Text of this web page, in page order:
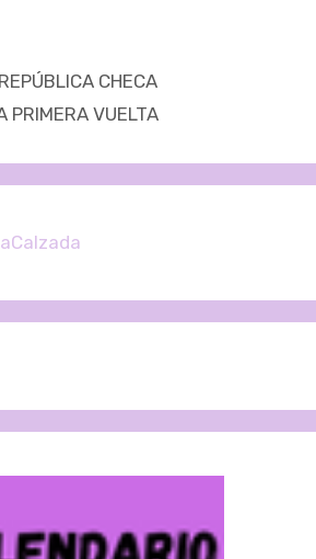
CHECA
PRIMERA VUELTA